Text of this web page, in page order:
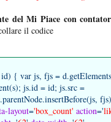
del Mi Piace con
il codice
{ var js, fjs =
js.id = id; js.src =
layout='box_count' action='